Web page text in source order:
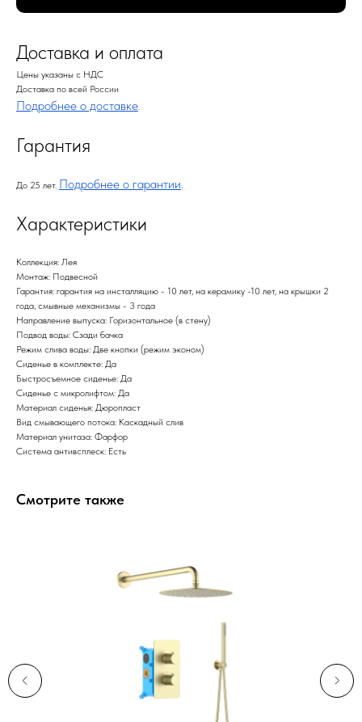
Доставка и оплата
Цены указаны с НДС
Доставка по всей России
Подробнее о доставке.
Гарантия
До 25 лет. Подробнее о гарантии.
Характеристики
Коллекция: Лея
Монтаж: Подвесной
Гарантия: гарантия на инсталляцию - 10 лет, на керамику -10 лет, на крышки 2
года, смывные механизмы - 3 года
Направление выпуска: Горизонтальное (в стену)
Подвод воды: Сзади бачка
Режим слива воды: Две кнопки (режим эконом)
Сиденье в комплекте: Да
Быстросъемное сиденье: Да
Сиденье с микролифтом: Да
Материал сиденья: Дюропласт
Вид смывающего потока: Каскадный слив
Материал унитаза: Фарфор
Система антивсплеск: Есть
Смотрите также